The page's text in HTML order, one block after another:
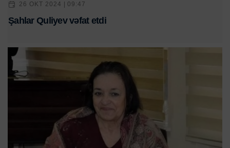
26 OKT 2024 | 09:47
Şahlar Quliyev vəfat etdi